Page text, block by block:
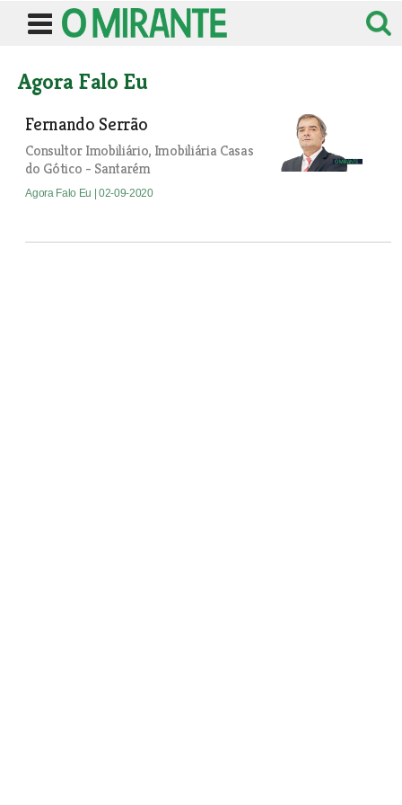
Agora Falo Eu
Fernando Serrão
Consultor Imobiliário, Imobiliária Casas
do Gótico - Santarém
Agora Falo Eu | 02-09-2020